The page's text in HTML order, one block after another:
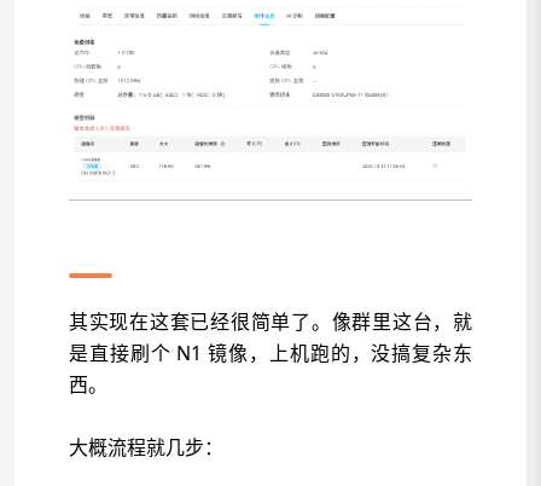
其实现在这套已经很简单了。像群里这台，就
是直接刷个 N1 镜像，上机跑的，没搞复杂东
西。
大概流程就几步：